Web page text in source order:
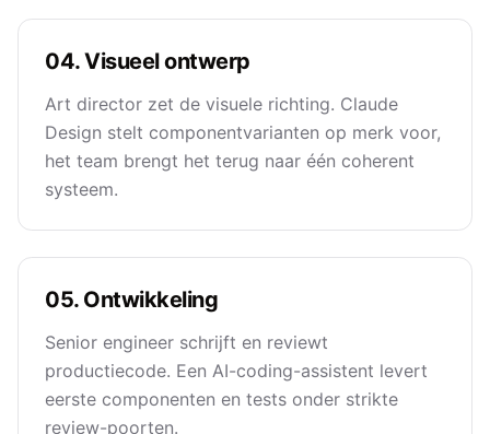
04. Visueel ontwerp
Art director zet de visuele richting. Claude
Design stelt componentvarianten op merk voor,
het team brengt het terug naar één coherent
systeem.
05. Ontwikkeling
Senior engineer schrijft en reviewt
productiecode. Een AI-coding-assistent levert
eerste componenten en tests onder strikte
review-poorten.